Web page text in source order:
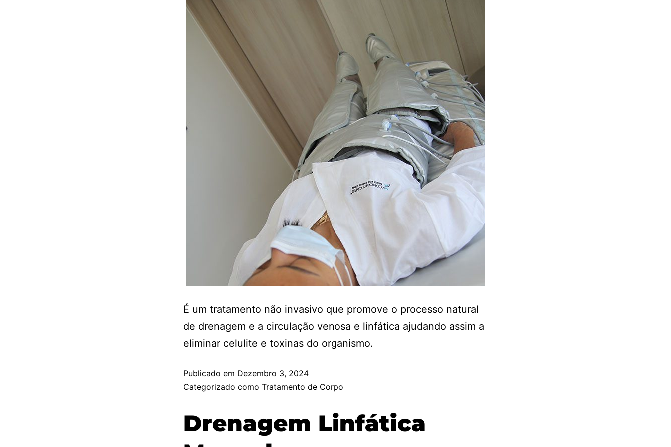
É um tratamento não invasivo que promove o processo natural
de drenagem e a circulação venosa e linfática ajudando assim a
eliminar celulite e toxinas do organismo.
Publicado em Dezembro 3, 2024
Categorizado como Tratamento de Corpo
Drenagem Linfática